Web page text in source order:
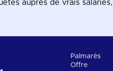
auprès de vrais
Palmarès
Offre